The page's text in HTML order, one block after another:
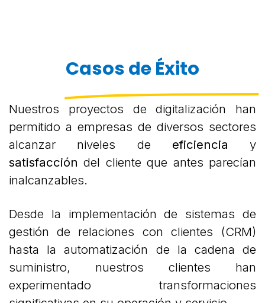
Casos de Éxito​​​
Nuestros proyectos de digitalización han
permitido a empresas de diversos sectores
alcanzar niveles de eficiencia y
satisfacción del cliente que antes parecían
inalcanzables.
Desde la implementación de sistemas de
gestión de relaciones con clientes (CRM)
hasta la automatización de la cadena de
suministro, nuestros clientes han
experimentado transformaciones